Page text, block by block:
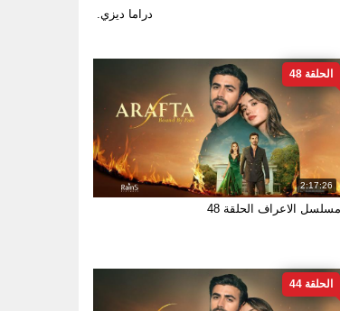
دراما ديزي.
2:17:26
الحلقة 48
مسلسل الاعراف الحلقة 48
الحلقة 44